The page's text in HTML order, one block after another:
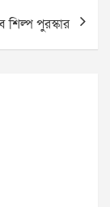
শিল্প পুরস্কার